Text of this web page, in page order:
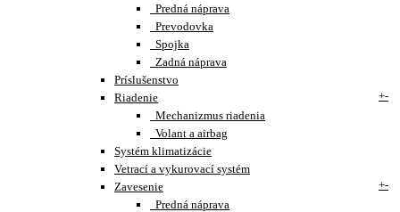
Predná náprava
Prevodovka
Spojka
Zadná náprava
Príslušenstvo
Riadenie
+-
Mechanizmus riadenia
Volant a airbag
Systém klimatizácie
Vetrací a vykurovací systém
Zavesenie
+-
Predná náprava